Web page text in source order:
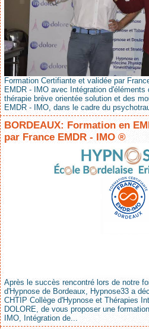
Formation Certifiante et validée par
EMDR - IMO avec Intégration
thérapie brève orientée solution et des
EMDR - IMO, dans le cadre du
BORDEAUX: Formation en
par France EMDR - IMO ®
Après le succès rencontré lors de notre
d'Hypnose de Bordeaux, Hypnose33 a
CHTIP Collège d'Hypnose et Thérapies
DOLORE, de vous proposer une
IMO, Intégration de...